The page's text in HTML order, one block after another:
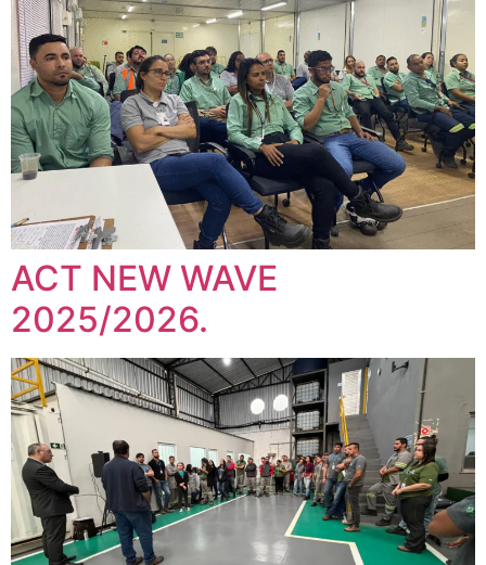
ACT NEW WAVE
2025/2026.